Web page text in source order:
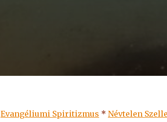
Evangéliumi Spiritizmus * Névtelen